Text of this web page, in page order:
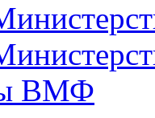
ВМФ